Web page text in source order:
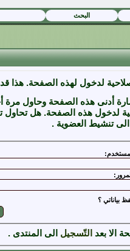
البحث
لدخول لهذه الصفحة. هذا
أدنى هذه الصفحة وحاول مرة
لدخول هذه الصفحة. هل
تنشيط العضوية .
بياناتي ؟
الا بعد التّسجيل الى المنتدى .